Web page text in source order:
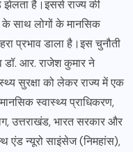
है।इससे राज्य की
के साथ लोगों के मानसिक
प्रभाव डाला है।इस चुनौती
डॉ. आर. राजेश कुमार ने
सुरक्षा को लेकर राज्य में एक
स्वास्थ्य प्राधिकरण,
उत्तराखंड, भारत सरकार और
न्यूरो साइंसेज (निमहांस),